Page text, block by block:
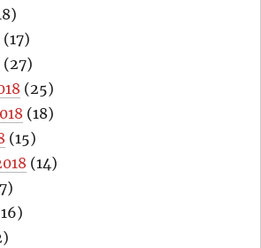
(17)
(27)
(25)
(18)
(15)
(14)